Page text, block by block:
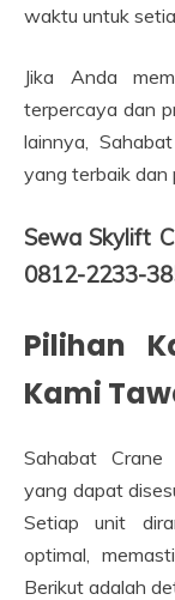
waktu untuk
Jika Anda
terpercaya dan
lainnya,
yang terbaik dan
Sewa Skylift
0812-2233-
Pilihan
Kami
Sahabat Crane
yang dapat
Setiap unit
optimal,
Berikut adalah